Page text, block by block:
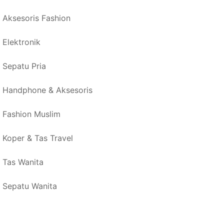
Aksesoris Fashion
Elektronik
Sepatu Pria
Handphone & Aksesoris
Fashion Muslim
Koper & Tas Travel
Tas Wanita
Sepatu Wanita